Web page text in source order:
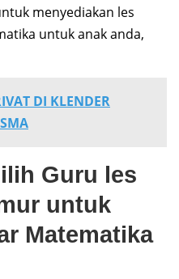
menyediakan les
untuk anak anda,
DI KLENDER
Guru les
untuk
Matematika